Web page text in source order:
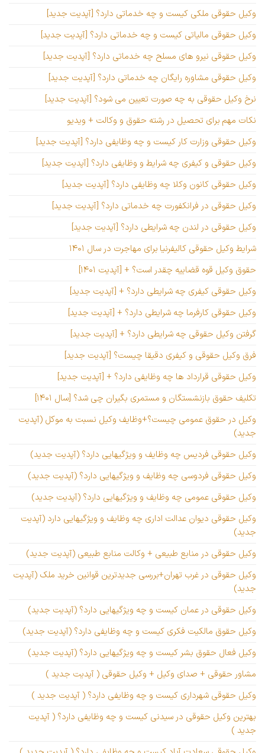
وکیل حقوقی ملکی کیست و چه خدماتی دارد؟ [آپدیت جدید]
وکیل حقوقی مالیاتی کیست و چه خدماتی دارد؟ [آپدیت جدید]
وکیل حقوقی نیرو های مسلح چه خدماتی دارد؟ [آپدیت جدید]
وکیل حقوقی مشاوره رایگان چه خدماتی دارد؟ [آپدیت جدید]
نرخ وکیل حقوقی به چه صورت تعیین می شود؟ [آپدیت جدید]
نکات مهم برای تحصیل در رشته حقوق و وکالت + ویدیو
وکیل حقوقی وزارت کار کیست و چه وظایفی دارد؟ [آپدیت جدید]
وکیل حقوقی و کیفری چه شرایط و وظایفی دارد؟ [آپدیت جدید]
وکیل حقوقی کانون وکلا چه وظایفی دارد؟ [آپدیت جدید]
وکیل حقوقی در فرانکفورت چه خدماتی دارد؟ [آپدیت جدید]
وکیل حقوقی در لندن چه شرایطی دارد؟ [آپدیت جدید]
شرایط وکیل حقوقی کالیفرنیا برای مهاجرت در سال ۱۴۰۱
حقوق وکیل قوه قضاییه چقدر است؟ + [آپدیت ۱۴۰۱]
وکیل حقوقی کیفری چه شرایطی دارد؟ + [آپدیت جدید]
وکیل حقوقی کارفرما چه شرایطی دارد؟ + [آپدیت جدید]
گرفتن وکیل حقوقی چه شرایطی دارد؟ + [آپدیت جدید]
فرق وکیل حقوقی و کیفری دقیقا چیست؟ [آپدیت جدید]
وکیل حقوقی قرارداد ها چه وظایفی دارد؟ + [آپدیت جدید]
تکلیف حقوق بازنشستگان و مستمری بگیران چی شد؟ [سال ۱۴۰۱]
وکیل در حقوق عمومی چیست؟+وظایف وکیل نسبت به موکل (آپدیت
جدید)
وکیل حقوقی فردیس چه وظایف و ویژگیهایی دارد؟ (آپدیت جدید)
وکیل حقوقی فردوسی چه وظایف و ویژگیهایی دارد؟ (آپدیت جدید)
وکیل حقوقی عمومی چه وظایف و ویژگیهایی دارد؟ (آپدیت جدید)
وکیل حقوقی دیوان عدالت اداری چه وظایف و ویژگیهایی دارد (آپدیت
جدید)
وکیل حقوقی در منابع طبیعی + وکالت منابع طبیعی (آپدیت جدید)
وکیل حقوقی در غرب تهران+بررسی جدیدترین قوانین خرید ملک (آپدیت
جدید)
وکیل حقوقی در عمان کیست و چه ویژگیهایی دارد؟ (آپدیت جدید)
وکیل حقوق مالکیت فکری کیست و چه وظایفی دارد؟ (آپدیت جدید)
وکیل فعال حقوق بشر کیست و چه ویژگیهایی دارد؟ (آپدیت جدید)
مشاور حقوقی + صدای وکیل + وکیل حقوقی ( آپدیت جدید )
وکیل حقوقی شهرداری کیست و چه وظایفی دارد؟ ( آپدیت جدید )
بهترین وکیل حقوقی در سیدنی کیست و چه وظایفی دارد؟ ( آپدیت
جدید )